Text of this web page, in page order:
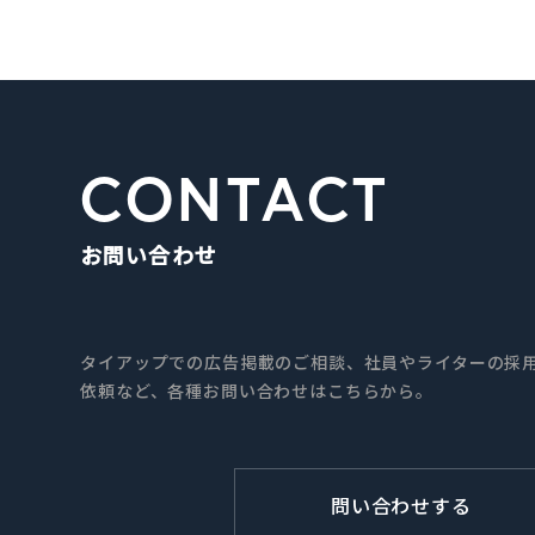
CONTACT
お問い合わせ
タイアップでの広告掲載のご相談、社員やライターの採
依頼など、各種お問い合わせはこちらから。
問い合わせする